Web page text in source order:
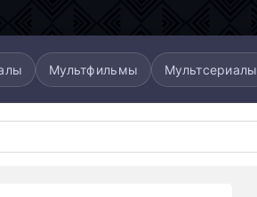
Мультфильмы Мультсериалы